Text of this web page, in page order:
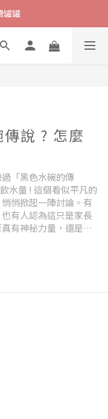
罐罐
傳說 ? 怎麼
「黑色水碗的傳
水量 ! 這個看似平凡的
悄掀起一陣討論。有
有人認為這只是家長
有神秘力量，還是只
從養貓飼主的經驗出
「黑色水碗」聽起來